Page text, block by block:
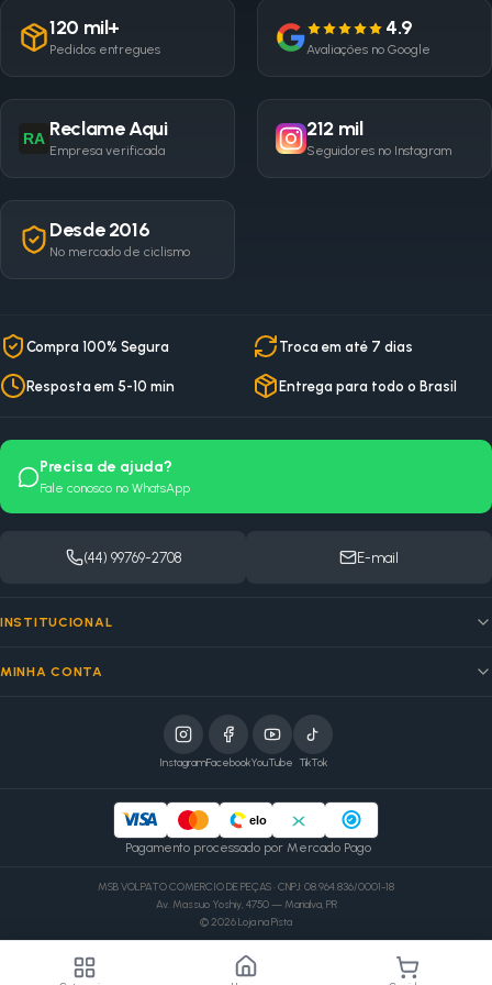
120 mil+
Pedidos entregues
4.9
Avaliações no Google
RA Reclame Aqui
Empresa verificada
212 mil
Seguidores no Instagram
Desde 2016
No mercado de ciclismo
Compra 100% Segura Troca em até 7 dias
Resposta em 5-10 min Entrega para todo o Brasil
Precisa de ajuda?
Fale conosco no WhatsApp
(44) 99769-2708 E-mail
INSTITUCIONAL
MINHA CONTA
InstagramFacebookYouTube TikTok
elo
Pagamento processado por Mercado Pago
MSB VOLPATO COMERCIO DE PEÇAS · CNPJ: 08.964.836/0001-18
Av. Massuo Yoshiy, 4750 — Marialva, PR
©2026Loja na Pista